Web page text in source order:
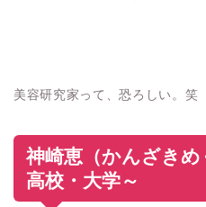
美容研究家って、恐ろしい。笑
神崎恵（かんざきめ
高校・大学～